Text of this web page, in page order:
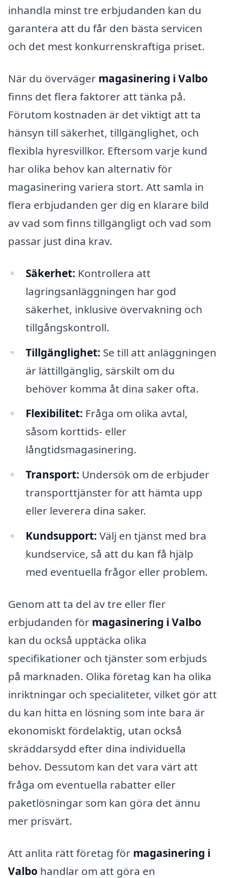
inhandla minst tre erbjudanden kan du
garantera att du får den bästa servicen
och det mest konkurrenskraftiga priset.
När du överväger magasinering i Valbo
finns det flera faktorer att tänka på.
Förutom kostnaden är det viktigt att ta
hänsyn till säkerhet, tillgänglighet, och
flexibla hyresvillkor. Eftersom varje kund
har olika behov kan alternativ för
magasinering variera stort. Att samla in
flera erbjudanden ger dig en klarare bild
av vad som finns tillgängligt och vad som
passar just dina krav.
Säkerhet: Kontrollera att
lagringsanläggningen har god
säkerhet, inklusive övervakning och
tillgångskontroll.
Tillgänglighet: Se till att anläggningen
är lättillgänglig, särskilt om du
behöver komma åt dina saker ofta.
Flexibilitet: Fråga om olika avtal,
såsom korttids- eller
långtidsmagasinering.
Transport: Undersök om de erbjuder
transporttjänster för att hämta upp
eller leverera dina saker.
Kundsupport: Välj en tjänst med bra
kundservice, så att du kan få hjälp
med eventuella frågor eller problem.
Genom att ta del av tre eller fler
erbjudanden för magasinering i Valbo
kan du också upptäcka olika
specifikationer och tjänster som erbjuds
på marknaden. Olika företag kan ha olika
inriktningar och specialiteter, vilket gör att
du kan hitta en lösning som inte bara är
ekonomiskt fördelaktig, utan också
skräddarsydd efter dina individuella
behov. Dessutom kan det vara värt att
fråga om eventuella rabatter eller
paketlösningar som kan göra det ännu
mer prisvärt.
Att anlita rätt företag för magasinering i
Valbo handlar om att göra en